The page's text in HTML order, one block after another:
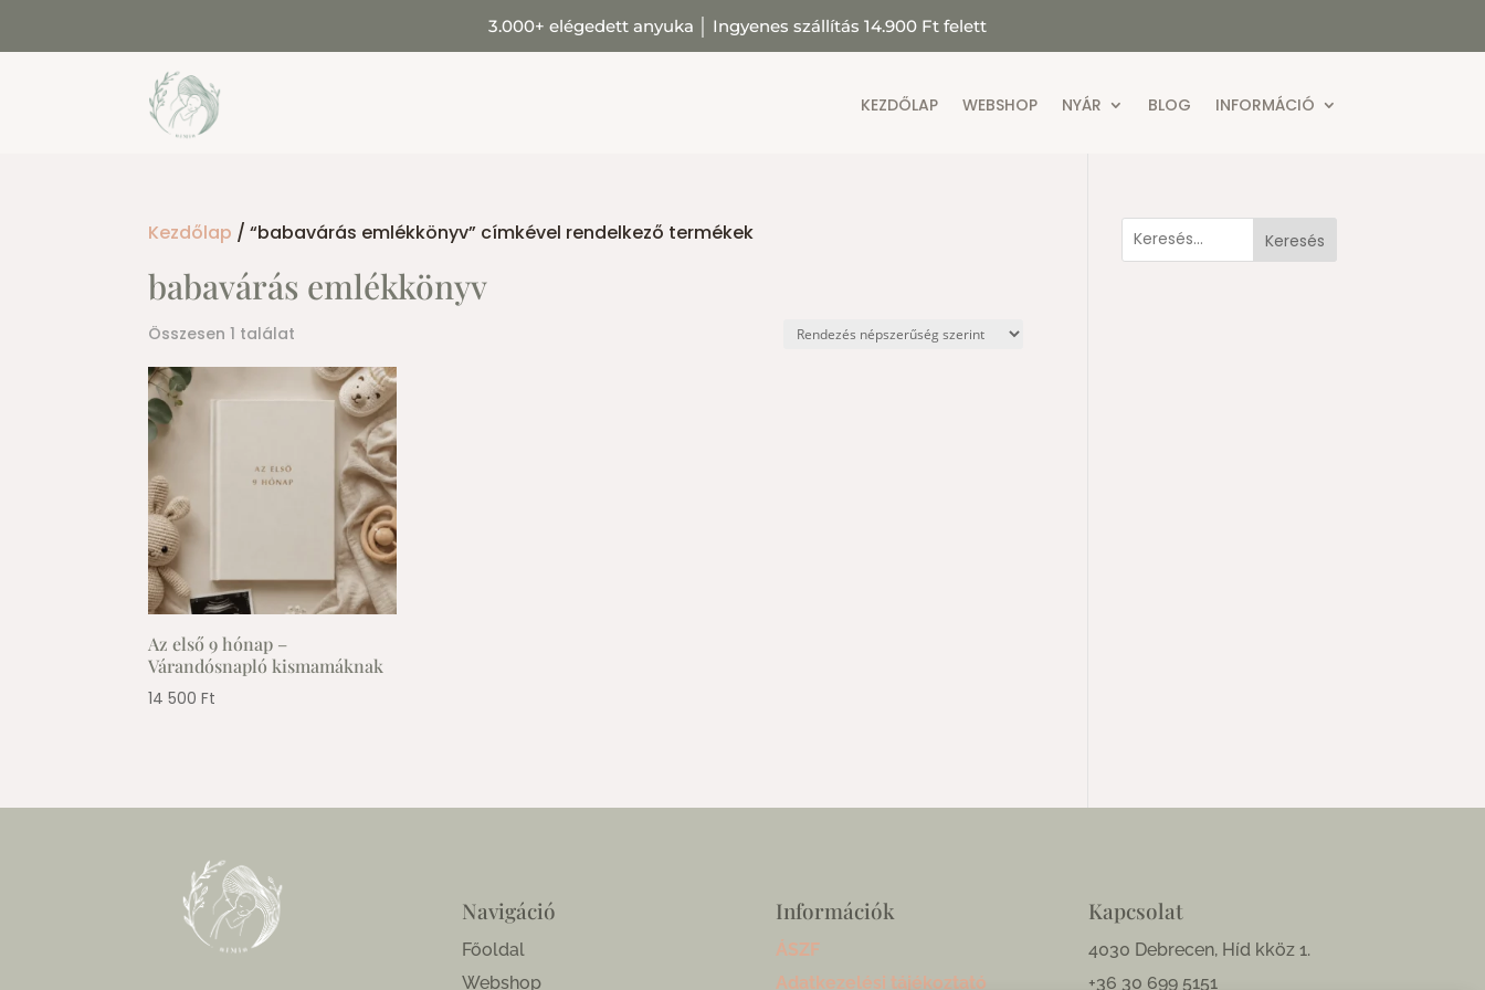
3.000+ elégedett anyuka Ingyenes szállítás 14.900 Ft felett
KEZDŐLAP WEBSHOP NYÁR BLOG INFORMÁCIÓ
Kezdőlap / “babavárás emlékkönyv” címkével rendelkező termékek
babavárás emlékkönyv
Összesen 1 találat
Az első 9 hónap –
Várandósnapló kismamáknak
14 500Ft
Keresés
Navigáció
Főoldal
Webshop
Információk
ÁSZF
Adatkezelési tájékoztató
Kapcsolat
4030 Debrecen, Híd kköz 1.
+36 30 699 5151